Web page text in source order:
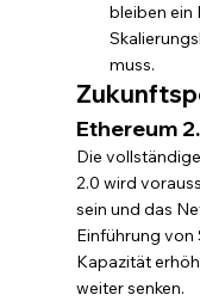
bleiben ein
muss.
Ethereum
Die
2.0 wird
sein und das
Einführung von
Kapazität
weiter senken.